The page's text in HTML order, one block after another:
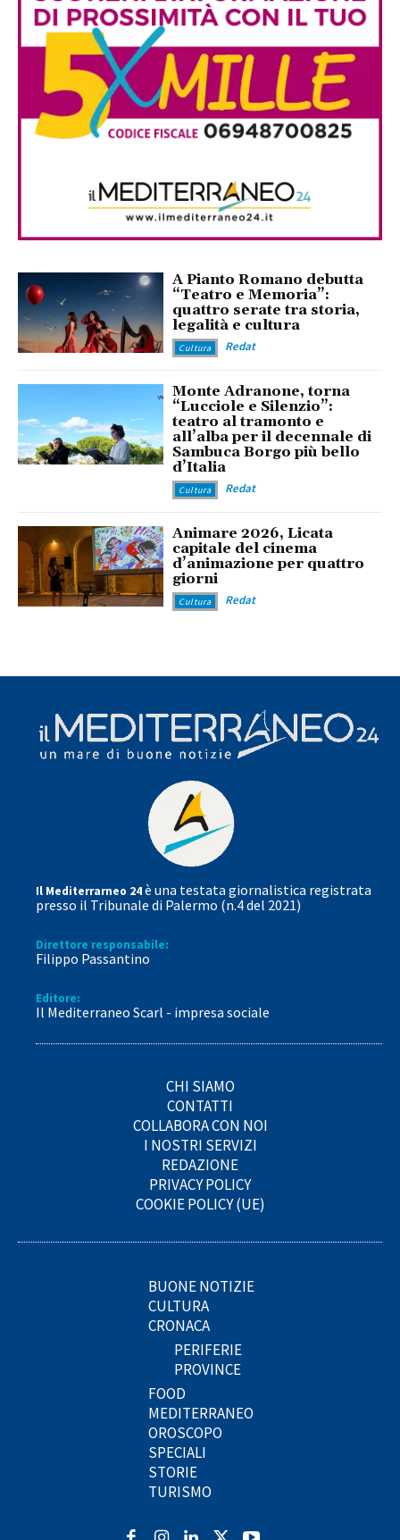
A Pianto Romano debutta
“Teatro e Memoria”:
quattro serate tra storia,
legalità e cultura
Cultura Redat
Monte Adranone, torna
“Lucciole e Silenzio”:
teatro al tramonto e
all’alba per il decennale di
Sambuca Borgo più bello
d’Italia
Cultura Redat
Animare 2026, Licata
capitale del cinema
d’animazione per quattro
giorni
Cultura Redat
Il Mediterrarneo 24è una testata giornalistica registrata
presso il Tribunale di Palermo (n.4 del 2021)
Direttore responsabile:
Filippo Passantino
Editore:
Il Mediterraneo Scarl - impresa sociale
CHI SIAMO
CONTATTI
COLLABORA CON NOI
I NOSTRI SERVIZI
REDAZIONE
PRIVACY POLICY
COOKIE POLICY (UE)
BUONE NOTIZIE
CULTURA
CRONACA
PERIFERIE
PROVINCE
FOOD
MEDITERRANEO
OROSCOPO
SPECIALI
STORIE
TURISMO